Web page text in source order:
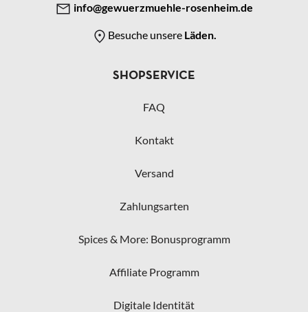
info@gewuerzmuehle-rosenheim.de
Besuche unsere Läden.
SHOPSERVICE
FAQ
Kontakt
Versand
Zahlungsarten
Spices & More: Bonusprogramm
Affiliate Programm
Digitale Identität